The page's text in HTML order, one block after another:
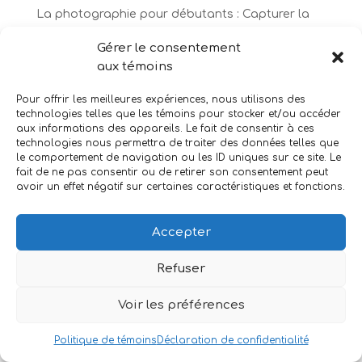
Gérer le consentement
aux témoins
Pour offrir les meilleures expériences, nous utilisons des
technologies telles que les témoins pour stocker et/ou accéder
aux informations des appareils. Le fait de consentir à ces
technologies nous permettra de traiter des données telles que
le comportement de navigation ou les ID uniques sur ce site. Le
fait de ne pas consentir ou de retirer son consentement peut
avoir un effet négatif sur certaines caractéristiques et fonctions.
Accepter
Refuser
Voir les préférences
Politique de témoins Déclaration de confidentialité
La photographie pour débutants : Capturer la
Recent Comments
Aucun commentaire à afficher.
Copyright: Jonathan L’Heureux